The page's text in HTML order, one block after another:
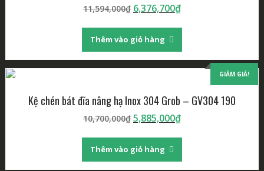
11,594,000₫ Giá
là:
11,594,000₫.
6,376,700₫Giá
6,376,700₫.
Thêm vào giỏ hàng
GIẢM GIÁ!
Kệ chén bát đĩa nâng hạ Inox 304 Grob – GV304 190
10,700,000₫ Giá
là:
10,700,000₫.
5,885,000₫Giá
Thêm vào giỏ hàng